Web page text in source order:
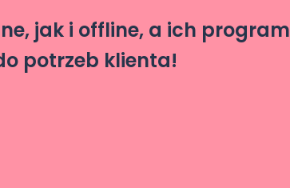
jak i offline, a ich program
potrzeb klienta!